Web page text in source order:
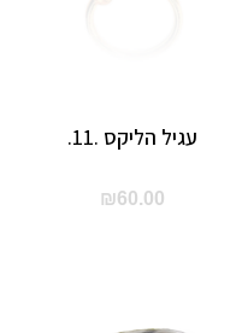
עגיל הליקס .11.
₪60.00